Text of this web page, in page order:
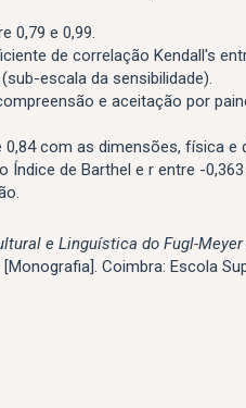
0,79 e 0,99.
de correlação Kendall's
escala da sensibilidade).
e aceitação por
0,84 com as dimensões, física e
Índice de Barthel e r entre -
e Linguística do Fugl-
[Monografia]. Coimbra: Escola